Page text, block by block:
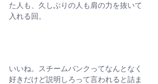
た人も、久しぶりの人も肩の力を抜いて
入れる回。
いいね。スチームパンクってなんとなく
好きだけど説明しろって言われると詰ま